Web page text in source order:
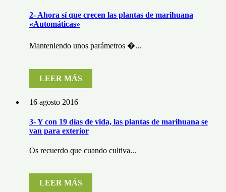
2- Ahora sí que crecen las plantas de marihuana
«Automáticas»
Manteniendo unos parámetros �...
LEER MÁS
16 agosto 2016
3- Y con 19 días de vida, las plantas de marihuana se
van para exterior
Os recuerdo que cuando cultiva...
LEER MÁS